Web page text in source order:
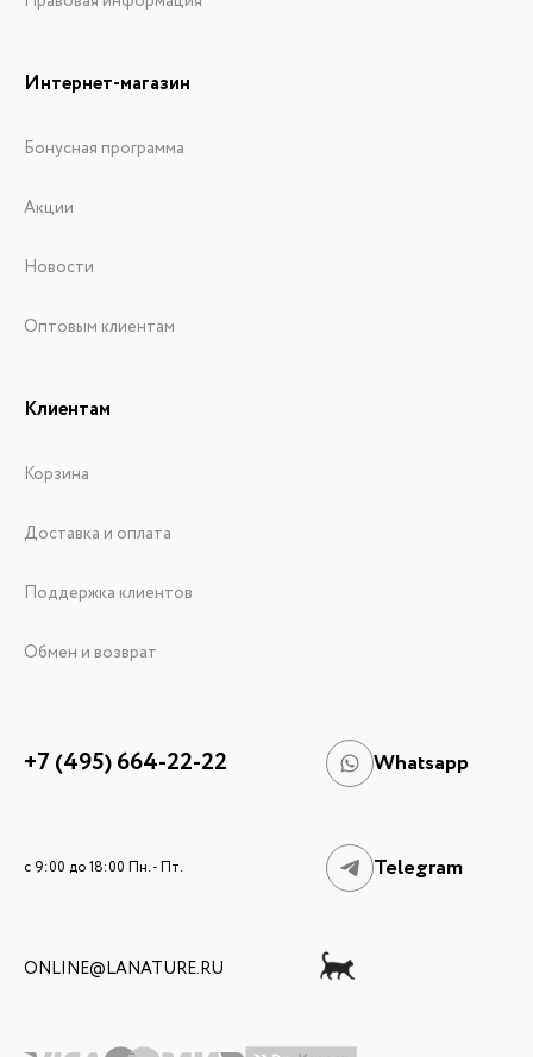
Интернет-магазин
Бонусная программа
Акции
Новости
Оптовым клиентам
Клиентам
Корзина
Доставка и оплата
Поддержка клиентов
Обмен и возврат
+7 (495) 664-22-22 Whatsapp
c 9:00 до 18:00 Пн. - Пт. Telegram
ONLINE@LANATURE.RU